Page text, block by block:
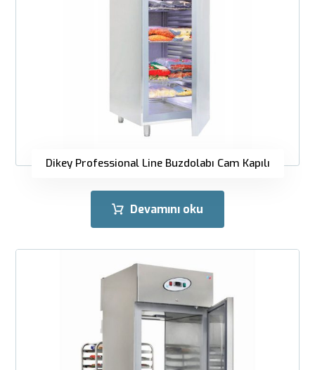
Dikey Professional Line Buzdolabı Cam Kapılı
Devamını oku